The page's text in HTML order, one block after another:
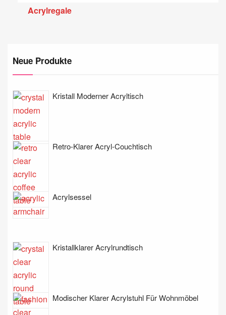
Acrylregale
Neue Produkte
Kristall Moderner Acryltisch
Retro-Klarer Acryl-Couchtisch
Acrylsessel
Kristallklarer Acrylrundtisch
Modischer Klarer Acrylstuhl Für Wohnmöbel